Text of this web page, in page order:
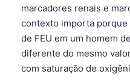
marcadores renais e
contexto importa
de FEU em um homem
diferente do mesmo
com saturação de